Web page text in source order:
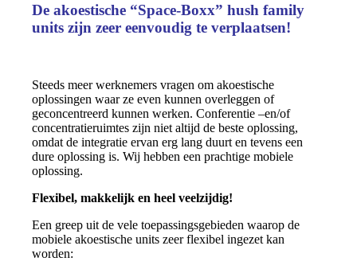
De akoestische “Space-Boxx” hush family
units zijn zeer eenvoudig te verplaatsen!
Steeds meer werknemers vragen om akoestische
oplossingen waar ze even kunnen overleggen of
geconcentreerd kunnen werken. Conferentie –en/of
concentratieruimtes zijn niet altijd de beste oplossing,
omdat de integratie ervan erg lang duurt en tevens een
dure oplossing is. Wij hebben een prachtige mobiele
oplossing.
Flexibel, makkelijk en heel veelzijdig!
Een greep uit de vele toepassingsgebieden waarop de
mobiele akoestische units zeer flexibel ingezet kan
worden: